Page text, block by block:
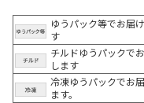
ゆうパック等でお届
す
チルドゆうパックで
します
冷凍ゆうパックでお
ます。